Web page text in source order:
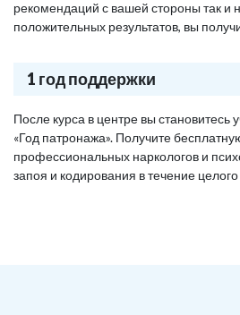
рекомендаций с вашей стороны так и
положительных результатов, вы
1 год поддержки
После курса в центре вы становитесь
«Год патронажа». Получите
профессиональных наркологов и
запоя и кодирования в течение целого